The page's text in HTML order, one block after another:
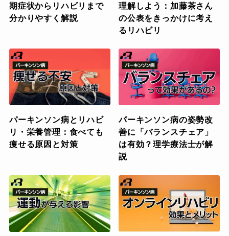
期症状からリハビリまで
分かりやすく解説
理解しよう：加藤茶さん
の公表をきっかけに考え
るリハビリ
パーキンソン病とリハビ
リ・栄養管理：食べても
痩せる原因と対策
パーキンソン病の姿勢改
善に「バランスチェア」
は有効？理学療法士が解
説